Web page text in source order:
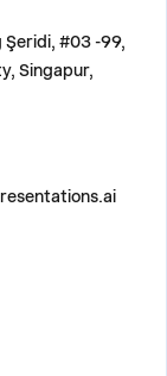
Şeridi, #03 -99,
Singapur,